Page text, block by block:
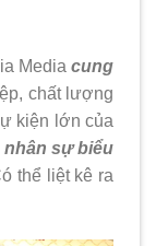
Media cung
chất lượng
kiện lớn của
sự biểu
thể liệt kê ra